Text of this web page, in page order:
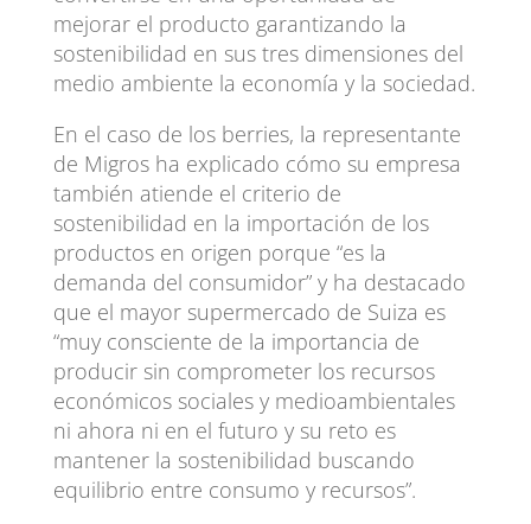
mejorar el producto garantizando la
sostenibilidad en sus tres dimensiones del
medio ambiente la economía y la sociedad.
En el caso de los berries, la representante
de Migros ha explicado cómo su empresa
también atiende el criterio de
sostenibilidad en la importación de los
productos en origen porque “es la
demanda del consumidor” y ha destacado
que el mayor supermercado de Suiza es
“muy consciente de la importancia de
producir sin comprometer los recursos
económicos sociales y medioambientales
ni ahora ni en el futuro y su reto es
mantener la sostenibilidad buscando
equilibrio entre consumo y recursos”.